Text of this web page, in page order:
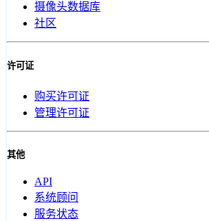
摄像头数据库
社区
许可证
购买许可证
管理许可证
其他
API
系统顾问
服务状态